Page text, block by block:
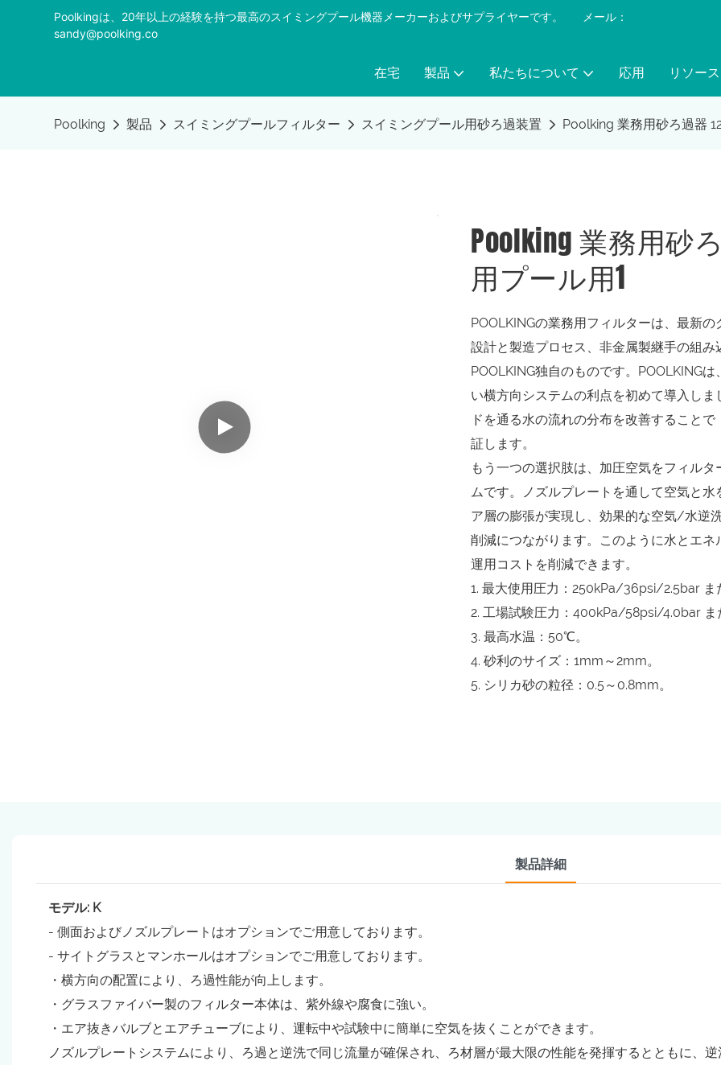
Poolkingは、20年以上の経験を持つ最高のスイミングプール機器メーカーおよびサプライヤーです。
メール：
sandy@poolking.co
在宅 製品 私たちについて 応用 リソース
Poolking 製品 スイミングプールフィルター スイミングプール用砂ろ過装置 Poolking 業務用砂ろ過器
Poolking 業務用砂
用プール用1
POOLKINGの業務用フィルターは、最新
設計と製造プロセス、非金属製継手の組み
POOLKING独自のものです。POOLKING
い横方向システムの利点を初めて導入し
ドを通る水の流れの分布を改善すること
証します。
もう一つの選択肢は、加圧空気をフィル
ムです。ノズルプレートを通して空気と
ア層の膨張が実現し、効果的な空気/水逆
削減につながります。このように水とエ
運用コストを削減できます。
1. 最大使用圧力：250kPa/36psi/2.5bar
2. 工場試験圧力：400kPa/58psi/4.0bar
3. 最高水温：50℃。
4. 砂利のサイズ：1mm～2mm。
5. シリカ砂の粒径：0.5～0.8mm。
製品詳細
モデル: K
- 側面およびノズルプレートはオプションでご用意しております。
- サイトグラスとマンホールはオプションでご用意しております。
・横方向の配置により、ろ過性能が向上します。
・グラスファイバー製のフィルター本体は、紫外線や腐食に強い。
・エア抜きバルブとエアチューブにより、運転中や試験中に簡単に空気を抜くことができます。
ノズルプレートシステムにより、ろ過と逆洗で同じ流量が確保され、ろ材層が最大限の性能を発揮するとともに、逆